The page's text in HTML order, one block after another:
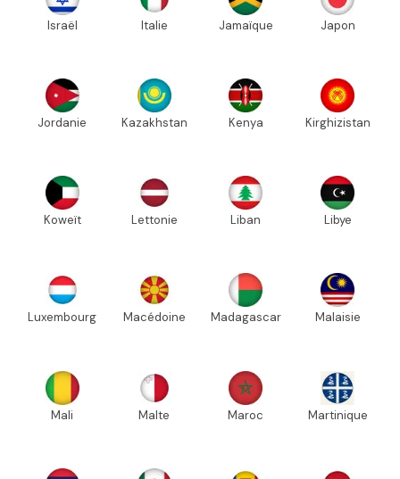
Israël Italie Jamaïque Japon
Jordanie Kazakhstan Kenya Kirghizistan
Koweït Lettonie Liban Libye
Luxembourg Macédoine Madagascar Malaisie
Mali Malte Maroc Martinique